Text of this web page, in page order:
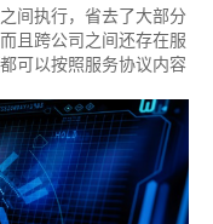
间执行，省去了大部分
且跨公司之间还存在服
可以按照服务协议内容